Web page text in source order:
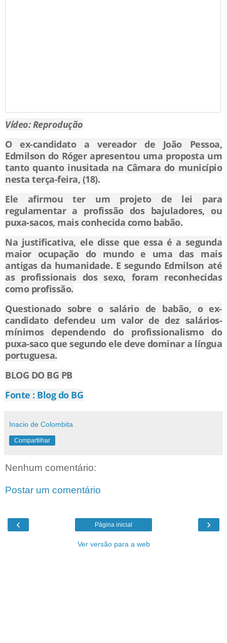
Vídeo: Reprodução
O ex-candidato a vereador de João Pessoa,
Edmilson do Róger apresentou uma proposta um
tanto quanto inusitada na Câmara do município
nesta terça-feira, (18).
Ele afirmou ter um projeto de lei para
regulamentar a profissão dos bajuladores, ou
puxa-sacos, mais conhecida como babão.
Na justificativa, ele disse que essa é a segunda
maior ocupação do mundo e uma das mais
antigas da humanidade. E segundo Edmilson até
as profissionais dos sexo, foram reconhecidas
como profissão.
Questionado sobre o salário de babão, o ex-
candidato defendeu um valor de dez salários-
mínimos dependendo do profissionalismo do
puxa-saco que segundo ele deve dominar a língua
portuguesa.
BLOG DO BG PB
Fonte : Blog do BG
Inacio de Colombita
Compartilhar
Nenhum comentário:
Postar um comentário
‹ ›
Página inicial
Ver versão para a web